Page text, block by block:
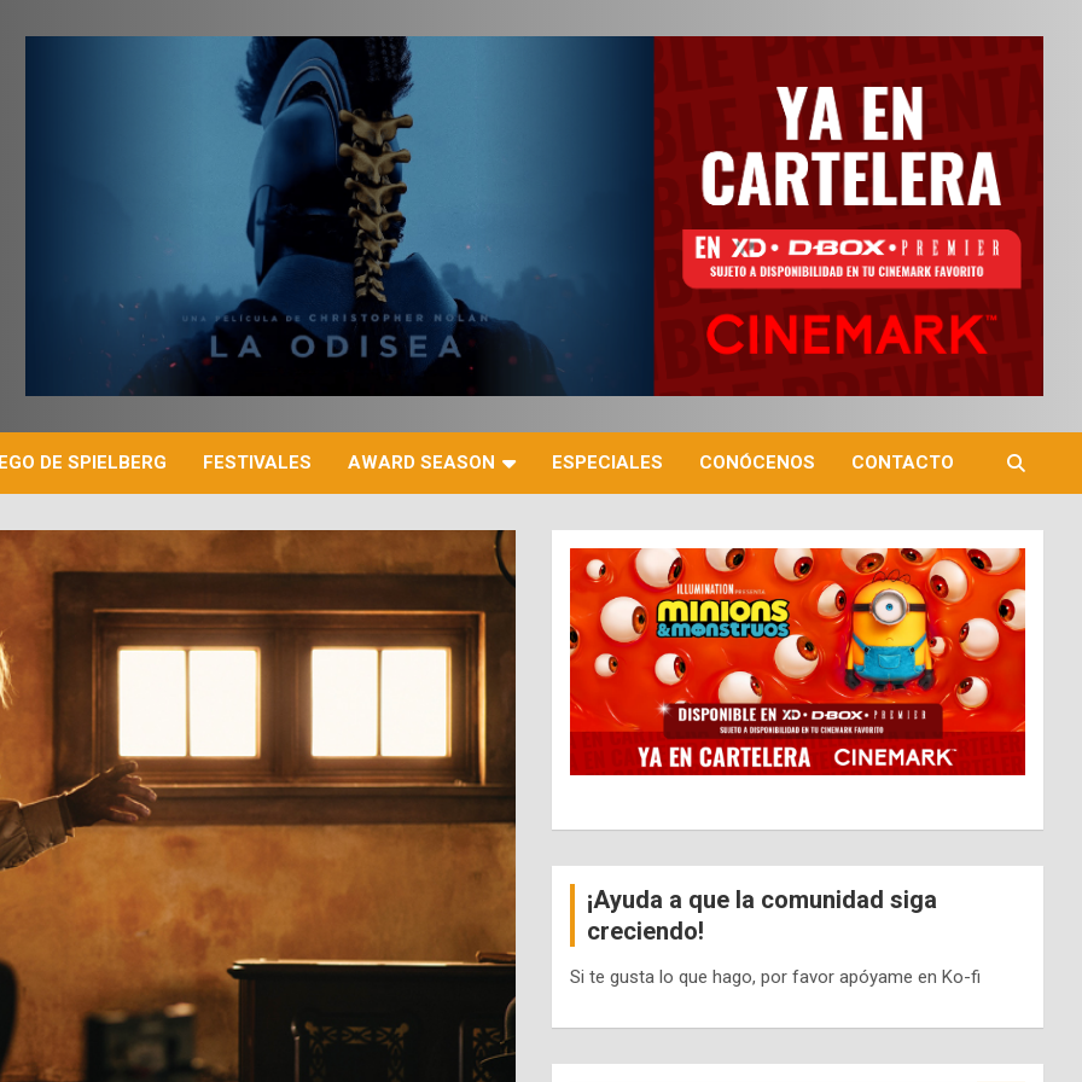
DE SPIELBERG FESTIVALES AWARD SEASON ESPECIALES CONÓCENOS CONTACTO
¡Ayuda a que la comunidad siga
creciendo!
Si te gusta lo que hago, por favor apóyame en Ko-fi